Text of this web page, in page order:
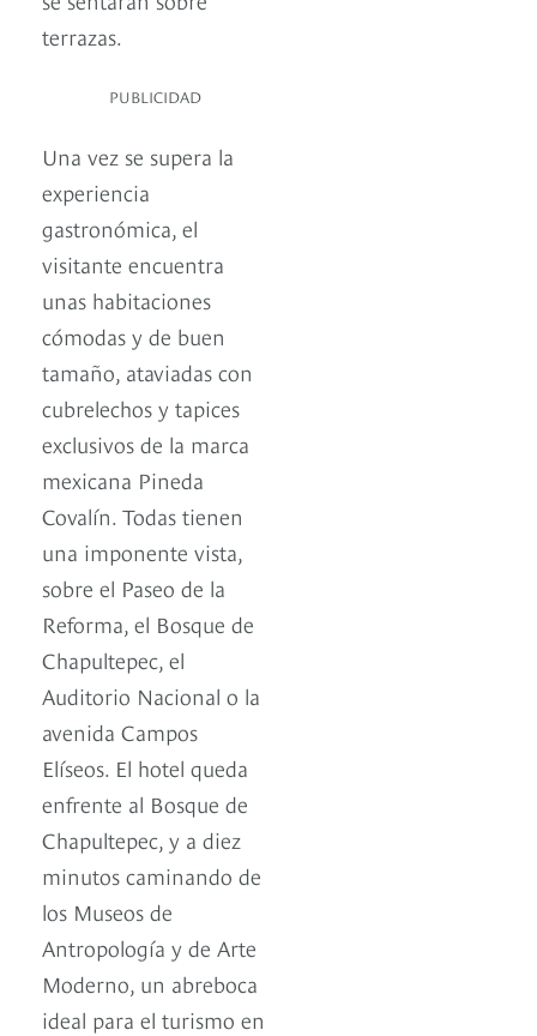
terrazas.
PUBLICIDAD
Una vez se supera la
experiencia
gastronómica, el
visitante encuentra
unas habitaciones
cómodas y de buen
tamaño, ataviadas con
cubrelechos y tapices
exclusivos de la marca
mexicana Pineda
Covalín. Todas tienen
una imponente vista,
sobre el Paseo de la
Reforma, el Bosque de
Chapultepec, el
Auditorio Nacional o la
avenida Campos
Elíseos. El hotel queda
enfrente al Bosque de
Chapultepec, y a diez
minutos caminando de
los Museos de
Antropología y de Arte
Moderno, un abreboca
ideal para el turismo en